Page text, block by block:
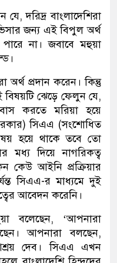
দরিদ্র বাংলাদেশিরা
জন্য এই বিপুল অর্থ
না। জবাবে মহুয়া
প্রদান করেন। কিন্তু
ঝেড়ে ফেলুন যে,
করতে মরিয়া হয়ে
সিএএ (সংশোধিত
হয়ে থাকে তবে তো
মধ্য দিয়ে নাগরিকত্ব
কেউ আইনি প্রক্রিয়ার
সিএএ-র মাধ্যমে দুই
আবেদন করেনি।
বলেছেন, ‘আপনারা
আপনারা বলছেন,
দেব। সিএএ এখন